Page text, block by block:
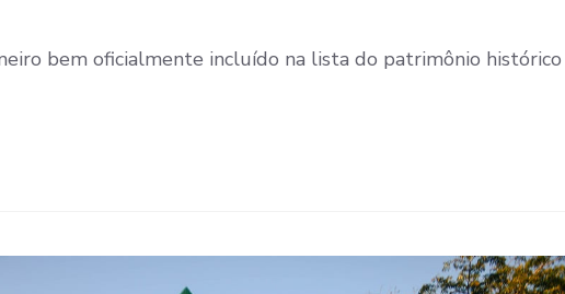
bem oficialmente incluído na lista do patrimônio histórico